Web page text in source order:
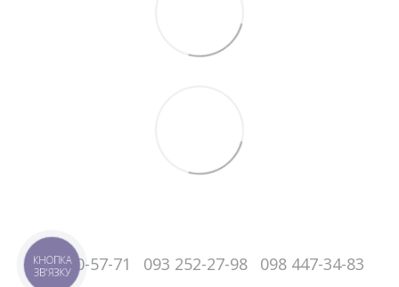
050-060-57-71 093 252-27-98
098 447-34-83
КНОПКА
ЗВ'ЯЗКУ